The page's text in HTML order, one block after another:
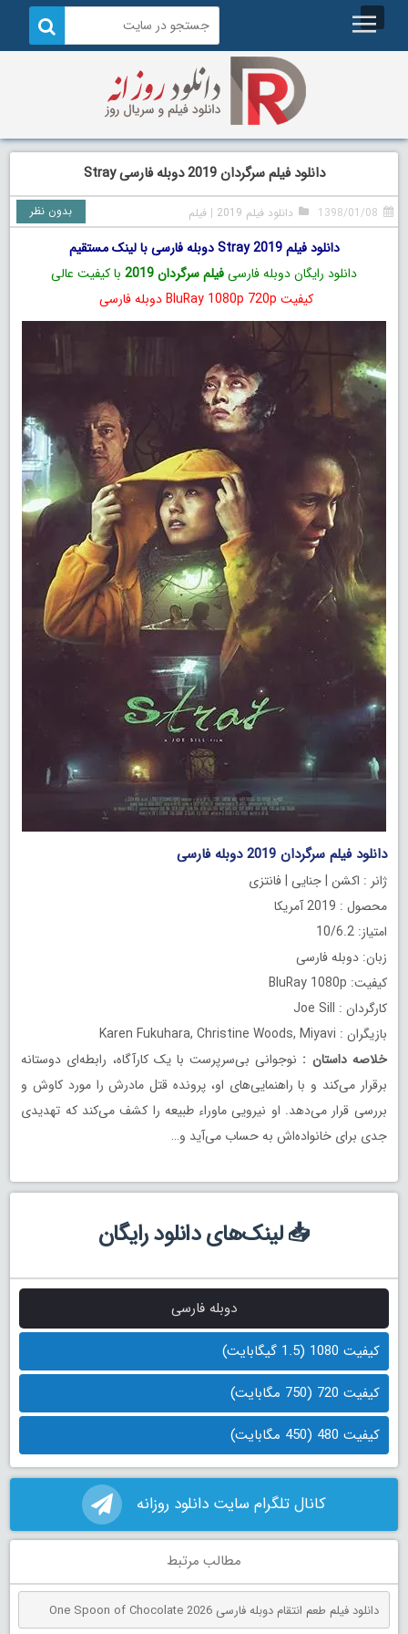
دانلود فیلم سرگردان 2019 دوبله فارسی Stray
1398/01/08 دانلود فیلم 2019 |فیلم بدون نظر
دانلود فیلم Stray 2019 دوبله فارسی با لینک مستقیم
دانلود رایگان دوبله فارسیفیلم سرگردان 2019
با کیفیت عالی
کیفیت BluRay 1080p 720p دوبله فارسی
دانلود فیلم سرگردان 2019 دوبله فارسی
ژانر : اکشن | جنایی | فانتزی
محصول : 2019 آمریکا
امتیاز: 10/6.2
زبان: دوبله فارسی
کیفیت: BluRay 1080p
کارگردان : Joe Sill
بازیگران : Karen Fukuhara, Christine Woods, Miyavi
خلاصه داستان : نوجوانی بی‌سرپرست با یک کارآگاه، رابطه‌ای دوستانه
برقرار می‌کند و با راهنمایی‌های او، پرونده قتل مادرش را مورد کاوش و
بررسی قرار می‌دهد. او نیرویی ماوراء طبیعه را کشف می‌کند که تهدیدی
جدی برای خانواده‌اش به حساب می‌‎آید و…
📥 لینک‌های دانلود رایگان
دوبله فارسی
کیفیت 1080 (1.5 گیگابایت)
کیفیت 720 (750 مگابایت)
کیفیت 480 (450 مگابایت)
کانال تلگرام سایت دانلود روزانه
مطالب مرتبط
دانلود فیلم طعم انتقام دوبله فارسی One Spoon of Chocolate 2026